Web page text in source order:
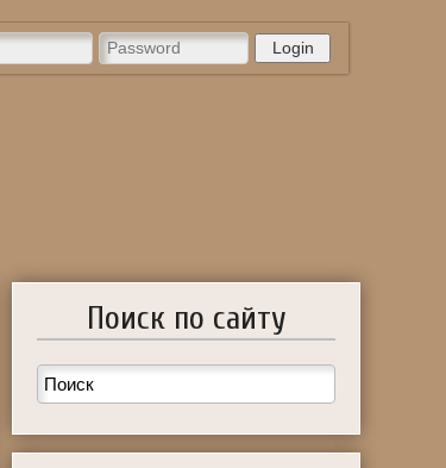
Login
Поиск по сайту